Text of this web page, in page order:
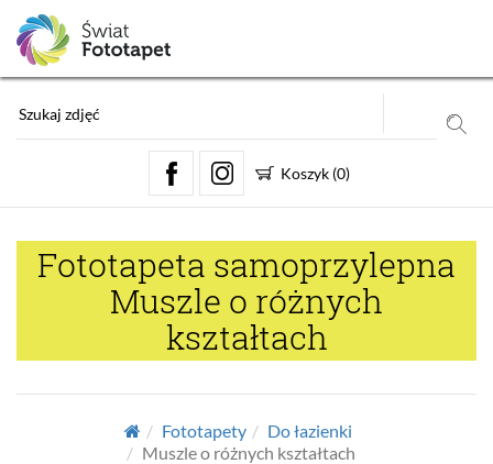
Koszyk (0)
Fototapeta samoprzylepna
Muszle o różnych
kształtach
Fototapety
Do łazienki
Muszle o różnych kształtach